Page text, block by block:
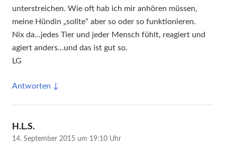
unterstreichen. Wie oft hab ich mir anhören müssen,
meine Hündin „sollte“ aber so oder so funktionieren.
Nix da…jedes Tier und jeder Mensch fühlt, reagiert und
agiert anders…und das ist gut so.
LG
Antworten
H.L.S.
14. September 2015 um 19:10 Uhr